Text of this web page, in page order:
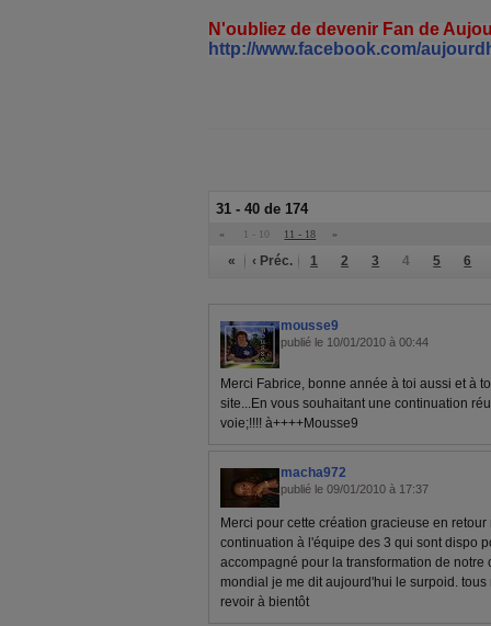
N'oubliez de devenir Fan de
http://www.facebook.com/
31 - 40 de 174
« 1 - 10 11 - 18 »
« ‹ Préc. 1 2 3 4 5 6
mousse9
publié le 10/01/2010 à 00:44
Merci Fabrice, bonne année à toi aussi et à
site...En vous souhaitant une continuation
voie;!!!! à++++Mousse9
macha972
publié le 09/01/2010 à 17:37
Merci pour cette création gracieuse en
continuation à l'équipe des 3 qui sont dispo
accompagné pour la transformation de notre
mondial je me dit aujourd'hui le surpoid.
revoir à bientôt